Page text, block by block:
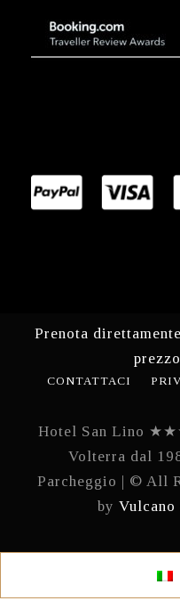
Prenota
CONTATTACI
Hotel San Lino
Volterra dal
Parcheggio | © All
by Vulcano